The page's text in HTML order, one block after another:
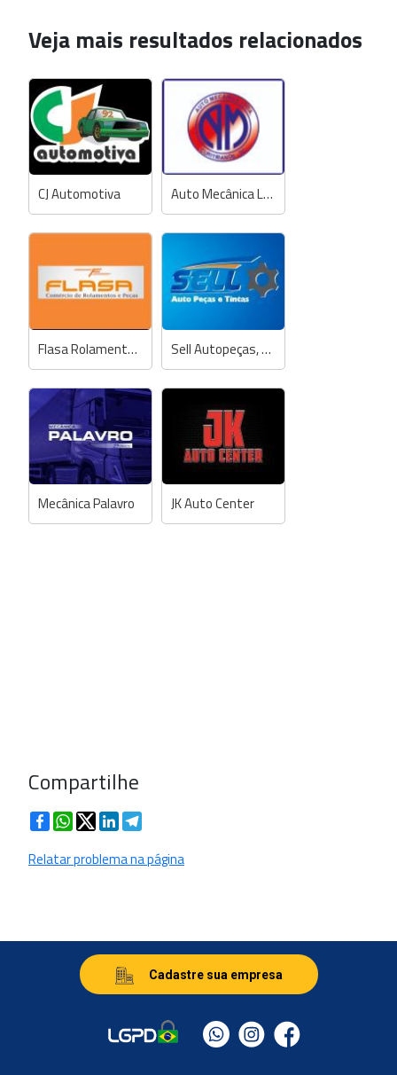
Veja mais resultados relacionados
CJ Automotiva Auto Mecânica Ltda.
Flasa Rolamentos e Peças Sell Autopeças, Mecânica e Tintas Automotivas
Mecânica Palavro JK Auto Center
Compartilhe
FacebookWhatsApp
TwitterLinkedIn
Relatar problema na página
Cadastre sua empresa